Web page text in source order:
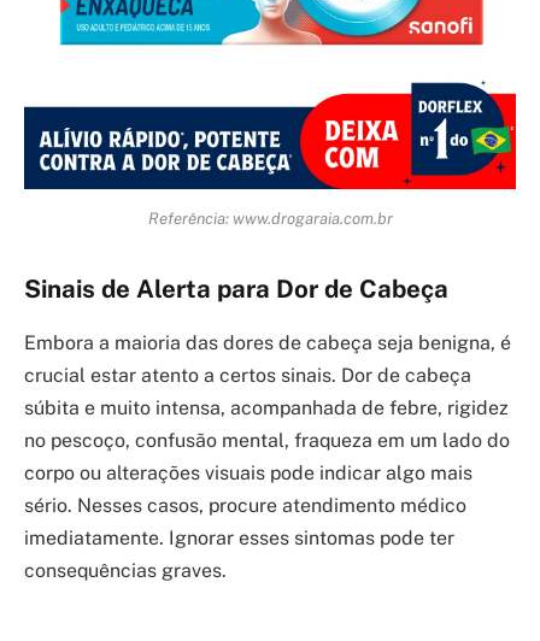
Referência: www.drogaraia.com.br
Sinais de Alerta para Dor de Cabeça
Embora a maioria das dores de cabeça seja benigna, é
crucial estar atento a certos sinais. Dor de cabeça
súbita e muito intensa, acompanhada de febre, rigidez
no pescoço, confusão mental, fraqueza em um lado do
corpo ou alterações visuais pode indicar algo mais
sério. Nesses casos, procure atendimento médico
imediatamente. Ignorar esses sintomas pode ter
consequências graves.